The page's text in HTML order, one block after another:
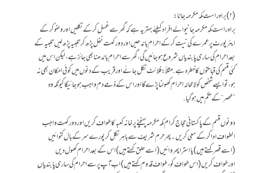
(۲) براہ راست مکہ مکرمہ جانا:
براہ راست مکہ مکرمہ جانیوالے افراد کیلئے بہتر یہ ہے کہ گھر سے غسل کرکے نکلیں اور وضو کرکے
ایئر پورٹ پرعمرے کی نیت کرکے احرام باندھیں اور دو رکعت نفل پڑھ کر تلبیہ پڑھ لیں تلبیہ کے
بعد احرام کی ساری پابندیاں شروع ہو جائیں گی،گھر سے احرام باندھنا بھی جائز ہے،لیکن اس میں
کئی قسم کی قباحتوں کا خطرہ ہے. مثلاً:فلائٹ نکل جائے اور قریب کے دنوں میں کوئی امکان بھی نہ
ہو،تو ایسے شخص کو لامحالہ احرام کھولنا پڑے گا اور اس کے ذمے دم واجب ہو جائیگاکیونکہ وہ
”محصر“کے حکم میں ہوگیا.
دونوں قسم کے پاکستانی حجاج کرام مکہ مکرمہ پہنچنے پر خانہ کعبہ کا طواف کریں اور دو رکعت واجب
الطواف ادا کرکے سعی کریں۔پھر حرم شریف سے باہر نکل کر پورے سر کے بال کٹوائیں
(اسے قصر کہتے ہیں)یا استرا پھروائیں (اسے حلق کہتے ہیں)اس کے بعد احرام کھول دیں
اورطواف کریں (اس طواف کو، طواف قدوم کہتے ہیں) اب آپ پر سے احرام کی ساری پابندیاں